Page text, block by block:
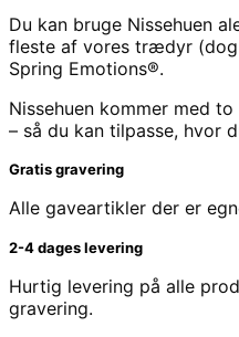
Du kan bruge Nissehuen
fleste af vores trædyr
Spring Emotions®.
Nissehuen kommer med
– så du kan tilpasse, hvor
Gratis gravering
Alle gaveartikler der er
2-4 dages levering
Hurtig levering på alle
gravering.